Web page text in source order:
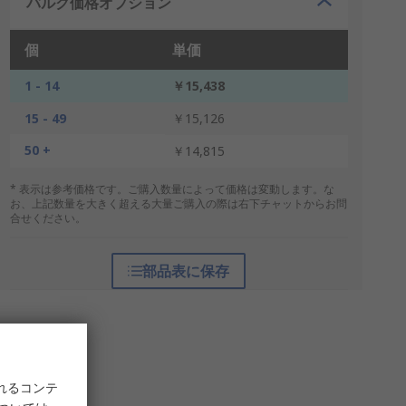
個 単価
1 - 14
￥15,438
15 - 49
￥15,126
50 +
￥14,815
* 表示は参考価格です。ご購入数量によって価格は変動します。な
お、上記数量を大きく超える大量ご購入の際は右下チャットからお問
合せください。
部品表に保存
るコンテ